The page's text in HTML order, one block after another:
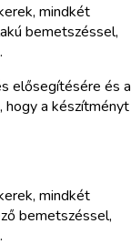
mindkét
bemetszéssel,
elősegítésére és a
hogy a készítményt
mindkét
bemetszéssel,